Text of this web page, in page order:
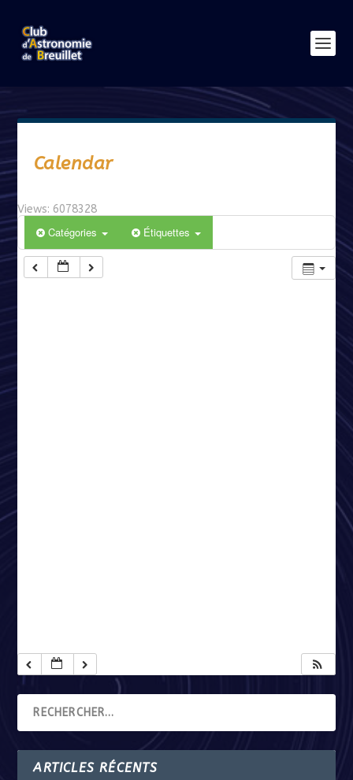
Calendar
Views: 6078328
Catégories Étiquettes
ARTICLES RÉCENTS